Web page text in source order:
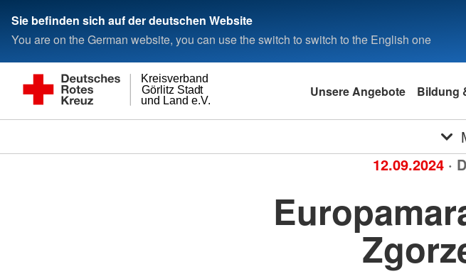
Sie befinden sich auf der deutschen Website
You are on the German website, you can use the switch to switch to the English one
und Land e.V.
Görlitz Stadt
Kreisverband
Unsere Angebote Bildung
12.09.2024 ·